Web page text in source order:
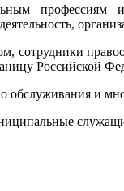
профессиям
сотрудники
Российской
обслуживания и